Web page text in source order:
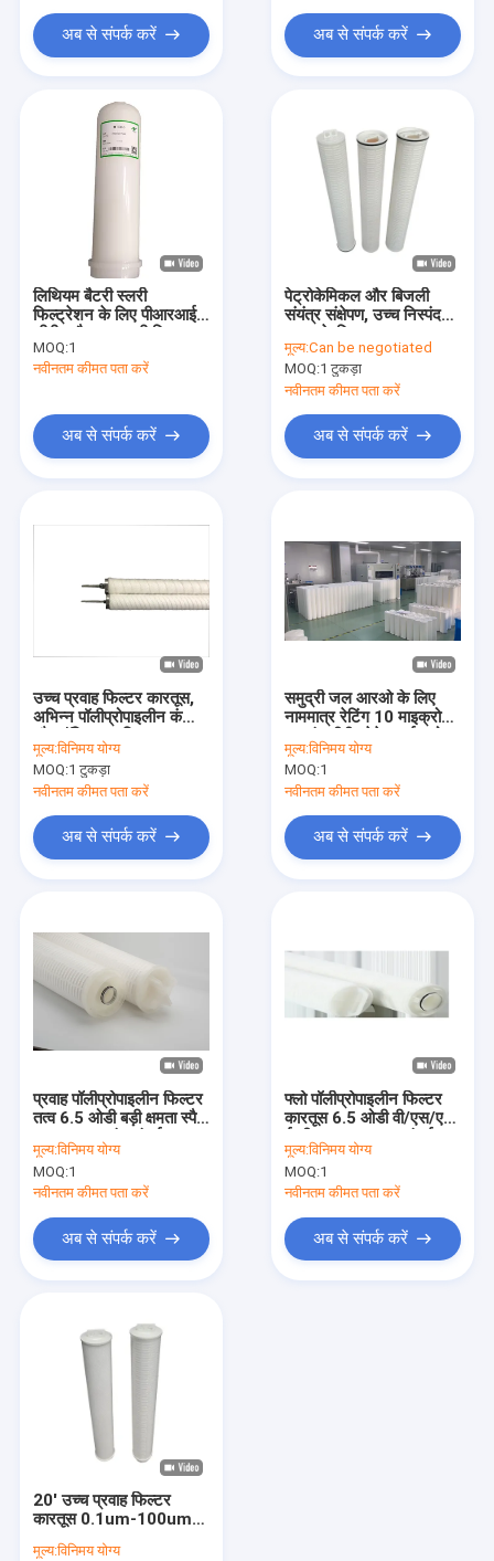
दवा फ़िल्टर
एफआरपी फिल्टर हाउसिंग
नई ऊर्जा फ़िल्टर कारतूस
अब से संपर्क करें अब से संपर्क करें
लिथियम बैटरी स्लरी
फिल्ट्रेशन के लिए पीआरआई
कारतूस
MOQ:1
नवीनतम कीमत पता करें
अब से संपर्क करें
पेट्रोकेमिकल और बिजली
संयंत्र संक्षेपण, उच्च निस्पंदन
फ़िल्टर कारतूस।
मूल्य:Can be negotiated
MOQ:1 टुकड़ा
नवीनतम कीमत पता करें
अब से संपर्क करें
उच्च प्रवाह फिल्टर कारतूस,
अभिन्न पॉलीप्रोपाइलीन कंकाल
और पॉलिएस्टर फिल्टर
मूल्य:विनिमय योग्य
MOQ:1 टुकड़ा
नवीनतम कीमत पता करें
अब से संपर्क करें
समुद्री जल आरओ के लिए
नाममात्र रेटिंग 10 माइक्रोन
40 इंच पीपी प्लेटेड हाई फ्लो
फिल्टर कार्ट्रिज
मूल्य:विनिमय योग्य
MOQ:1
नवीनतम कीमत पता करें
अब से संपर्क करें
प्रवाह पॉलीप्रोपाइलीन फिल्टर
तत्व 6.5 ओडी बड़ी क्षमता स्पैन
20/40/60 इंच लंबाई
मूल्य:विनिमय योग्य
MOQ:1
नवीनतम कीमत पता करें
अब से संपर्क करें
फ्लो पॉलीप्रोपाइलीन फिल्टर
कारतूस 6.5 ओडी वी/एस/एन/
ई सील 20/40/60 लंबाई
मूल्य:विनिमय योग्य
MOQ:1
नवीनतम कीमत पता करें
अब से संपर्क करें
20' उच्च प्रवाह फिल्टर
कारतूस 0.1um-100um
2.5 बार सुझाव दबाव
मूल्य:विनिमय योग्य